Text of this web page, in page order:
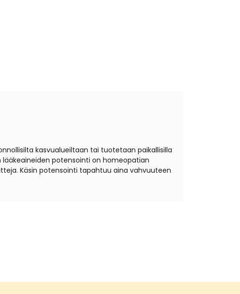
kasvualueiltaan tai tuotetaan paikallisilla
potensointi on homeopatian
Käsin potensointi tapahtuu aina vahvuuteen